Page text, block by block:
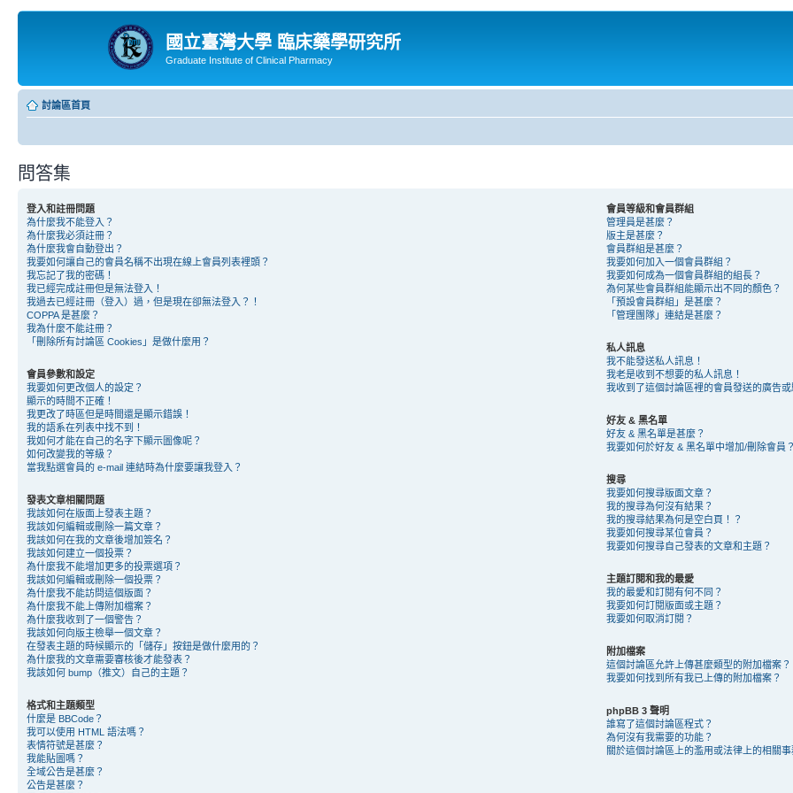
國立臺灣大學 臨床藥學研究所
Graduate Institute of Clinical Pharmacy
討論區首頁
問答集
登入和註冊問題
為什麼我不能登入？
為什麼我必須註冊？
為什麼我會自動登出？
我要如何讓自己的會員名稱不出現在線上會員列表裡頭？
我忘記了我的密碼！
我已經完成註冊但是無法登入！
我過去已經註冊（登入）過，但是現在卻無法登入？！
COPPA 是甚麼？
我為什麼不能註冊？
「刪除所有討論區 Cookies」是做什麼用？
會員參數和設定
我要如何更改個人的設定？
顯示的時間不正確！
我更改了時區但是時間還是顯示錯誤！
我的語系在列表中找不到！
我如何才能在自己的名字下顯示圖像呢？
如何改變我的等級？
當我點選會員的 e-mail 連結時為什麼要讓我登入？
發表文章相關問題
我該如何在版面上發表主題？
我該如何編輯或刪除一篇文章？
我該如何在我的文章後增加簽名？
我該如何建立一個投票？
為什麼我不能增加更多的投票選項？
我該如何編輯或刪除一個投票？
為什麼我不能訪問這個版面？
為什麼我不能上傳附加檔案？
為什麼我收到了一個警告？
我該如何向版主檢舉一個文章？
在發表主題的時候顯示的「儲存」按鈕是做什麼用的？
為什麼我的文章需要審核後才能發表？
我該如何 bump（推文）自己的主題？
格式和主題類型
什麼是 BBCode？
我可以使用 HTML 語法嗎？
表情符號是甚麼？
我能貼圖嗎？
全域公告是甚麼？
公告是甚麼？
會員等級和會員群組
管理員是甚麼？
版主是甚麼？
會員群組是甚麼？
我要如何加入一個會員群組？
我要如何成為一個會員群組的組長？
為何某些會員群組能顯示出不同的顏色？
「預設會員群組」是甚麼？
「管理團隊」連結是甚麼？
私人訊息
我不能發送私人訊息！
我老是收到不想要的私人訊息！
我收到了這個討論區裡的會員發送的廣告或
好友 & 黑名單
好友 & 黑名單是甚麼？
我要如何於好友 & 黑名單中增加/刪除會員？
搜尋
我要如何搜尋版面文章？
我的搜尋為何沒有結果？
我的搜尋結果為何是空白頁！？
我要如何搜尋某位會員？
我要如何搜尋自己發表的文章和主題？
主題訂閱和我的最愛
我的最愛和訂閱有何不同？
我要如何訂閱版面或主題？
我要如何取消訂閱？
附加檔案
這個討論區允許上傳甚麼類型的附加檔案？
我要如何找到所有我已上傳的附加檔案？
phpBB 3 聲明
誰寫了這個討論區程式？
為何沒有我需要的功能？
關於這個討論區上的濫用或法律上的相關